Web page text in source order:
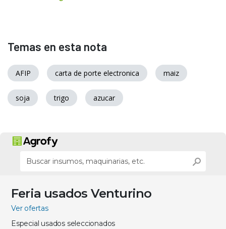
Temas en esta nota
AFIP carta de porte electronica maiz
soja trigo azucar
Feria usados Venturino
Ver ofertas
Especial usados seleccionados